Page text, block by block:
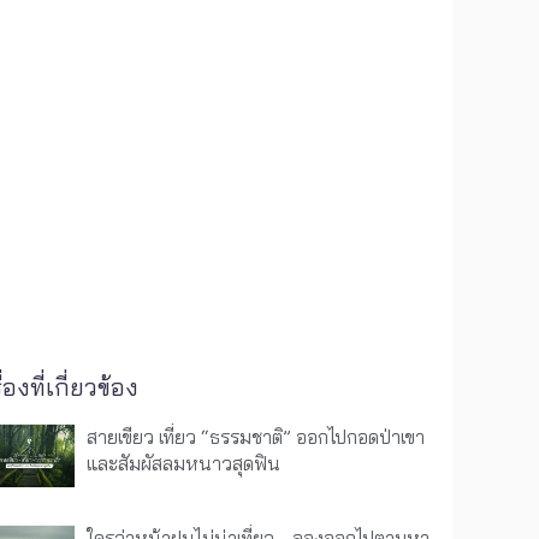
องที่เกี่ยวข้อง
สายเขียว เที่ยว “ธรรมชาติ” ออกไปกอดป่าเขา
และสัมผัสลมหนาวสุดฟิน